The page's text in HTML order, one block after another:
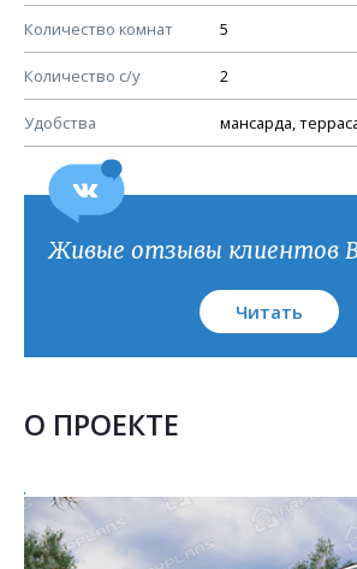
Количество комнат 5
Количество с/у 2
Удобства мансарда,
Спецификация элементов стропил
Устройство стропильной системы
Узлы устройства кровли
План кровли
Живые отзывы клиентов
Читать
О ПРОЕКТЕ